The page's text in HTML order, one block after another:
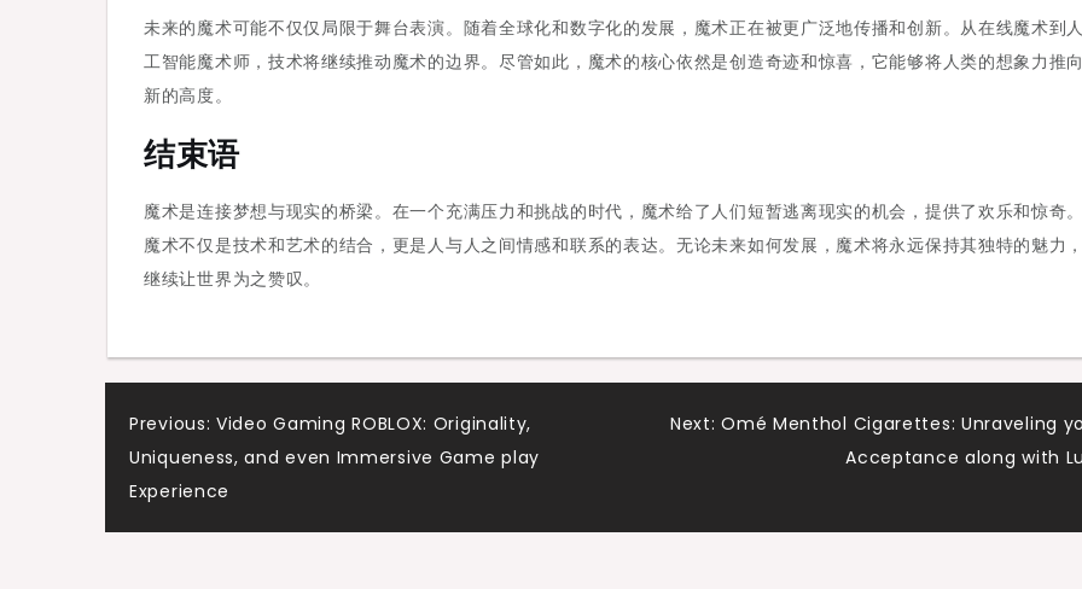
未来的魔术可能不仅仅局限于舞台表演。随着全球化和数字化的发展，魔术正在被更广泛地传播和创新。从在线魔术到人
工智能魔术师，技术将继续推动魔术的边界。尽管如此，魔术的核心依然是创造奇迹和惊喜，它能够将人类的想象力推向
新的高度。
结束语
魔术是连接梦想与现实的桥梁。在一个充满压力和挑战的时代，魔术给了人们短暂逃离现实的机会，提供了欢乐和惊奇。
魔术不仅是技术和艺术的结合，更是人与人之间情感和联系的表达。无论未来如何发展，魔术将永远保持其独特的魅力，
继续让世界为之赞叹。
Post
navigation
Previous: Video Gaming ROBLOX: Originality,
Uniqueness, and even Immersive Game play
Experience
Next: Omé Menthol Cigarettes: Unraveling
Acceptance along with